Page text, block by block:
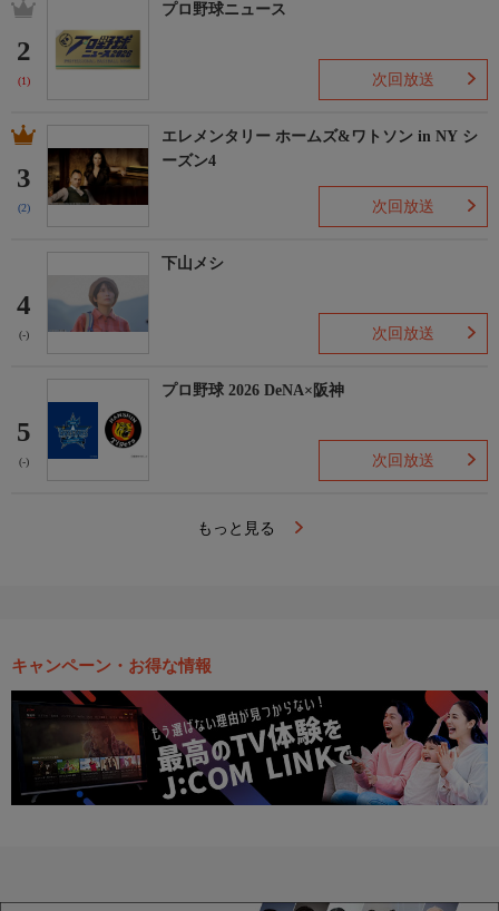
2
(1)
プロ野球ニュース
次回放送
3
(2)
エレメンタリー ホームズ&ワトソン in NY シ
ーズン4
次回放送
4
(-)
下山メシ
次回放送
5
(-)
プロ野球 2026 DeNA×阪神
次回放送
もっと見る
キャンペーン・お得な情報